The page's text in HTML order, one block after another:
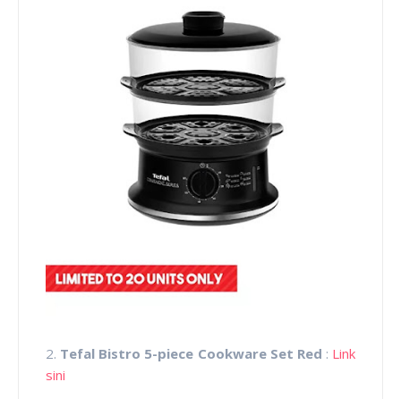
2. Tefal Bistro 5-piece Cookware Set Red : Link
sini